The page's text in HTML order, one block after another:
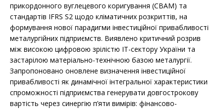
прикордонного вуглецевого коригування (CBAM) та
стандартів IFRS S2 щодо кліматичних розкриттів, на
формування нової парадигми інвестиційної привабливості
металургійних підприємств. Виявлено критичний розрив
між високою цифровою зрілістю ІТ-сектору України та
застарілою матеріально-технічною базою металургії.
Запропоновано оновлене визначення інвестиційної
привабливості як динамічної інтегральної характеристики
спроможності підприємства генерувати довгострокову
вартість через синергію п’яти вимірів: фінансово-